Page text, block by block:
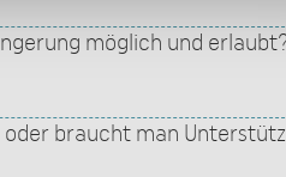
möglich und
braucht man